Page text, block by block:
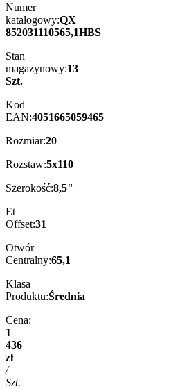
Numer
katalogowy:QX
852031110565,1HBS
Stan
magazynowy:13
Szt.
Kod
EAN:4051665059465
Rozmiar:20
Rozstaw:5x110
Szerokość:8,5"
Et
Offset:31
Otwór
Centralny:65,1
Klasa
Produktu:Średnia
Cena:
1
436
zł
/
Szt.